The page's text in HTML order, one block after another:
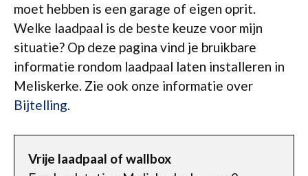
moet hebben is een garage of eigen oprit.
Welke laadpaal is de beste keuze voor mijn
situatie? Op deze pagina vind je bruikbare
informatie rondom laadpaal laten installeren in
Meliskerke. Zie ook onze informatie over
Bijtelling.
Vrije laadpaal of wallbox